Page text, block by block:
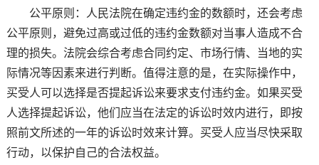
公平原则：人民法院在确定违约金的数额时，还会考虑
公平原则，避免过高或过低的违约金数额对当事人造成不合
理的损失。法院会综合考虑合同约定、市场行情、当地的实
际情况等因素来进行判断。值得注意的是，在实际操作中，
买受人可以选择是否提起诉讼来要求支付违约金。如果买受
人选择提起诉讼，他们应当在法定的诉讼时效内进行，即按
照前文所述的一年的诉讼时效来计算。买受人应当尽快采取
行动，以保护自己的合法权益。